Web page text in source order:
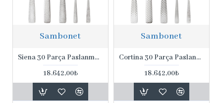
Sambonet
Siena 30 Parça Paslanmaz Çelik Set
18.642,00₺
Sambonet
Cortina 30 Parça Paslanmaz Çelik Set
18.642,00₺